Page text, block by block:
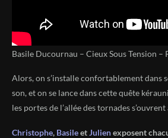
Basile Ducournau – Cieux Sous Tension –
Alors, on s’installe confortablement dans
son, et on se lance dans cette quête
les portes de l’allée des tornades
Christophe, BasileetJulienexposent